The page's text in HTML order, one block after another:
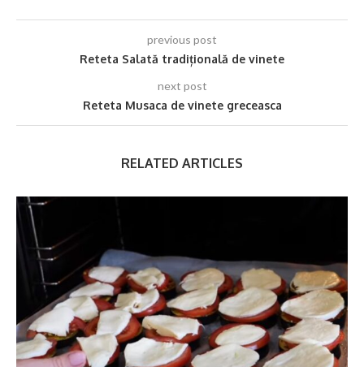
previous post
Reteta Salată tradițională de vinete
next post
Reteta Musaca de vinete greceasca
RELATED ARTICLES